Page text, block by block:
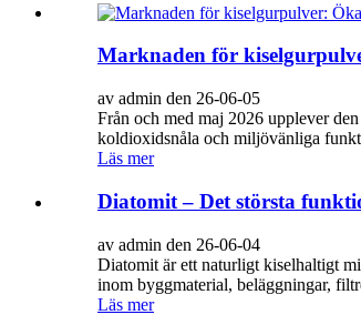
Marknaden för
av admin den 26-06-05
Från och med maj 2026 upplever
koldioxidsnåla och miljövänliga
Läs mer
Diatomit – Det största
av admin den 26-06-04
Diatomit är ett naturligt kiselhaltigt
inom byggmaterial, beläggningar,
Läs mer